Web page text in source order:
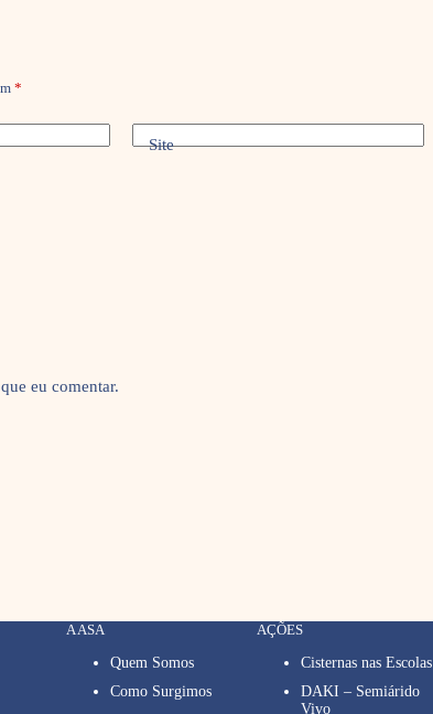
*
Site
eu comentar.
A ASA
Quem Somos
Como Surgimos
AÇÕES
Cisternas nas Escolas
DAKI – Semiárido
Vivo